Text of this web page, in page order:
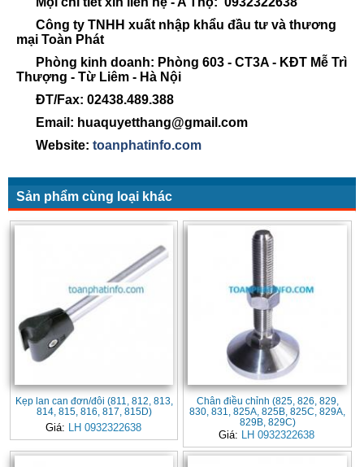
Công ty TNHH xuất nhập khẩu đầu tư và thương
mại Toàn Phát
Phòng kinh doanh: Phòng 603 - CT3A - KĐT Mễ Trì
Thượng - Từ Liêm - Hà Nội
ĐT/Fax: 02438.489.388
Email: huaquyetthang@gmail.com
Website: toanphatinfo.com
Sản phẩm cùng loại khác
Kẹp lan can đơn/đôi (811, 812, 813,
814, 815, 816, 817, 815D)
Giá: LH 0932322638
Chân điều chỉnh (825, 826, 829,
830, 831, 825A, 825B, 825C, 829A,
829B, 829C)
Giá: LH 0932322638